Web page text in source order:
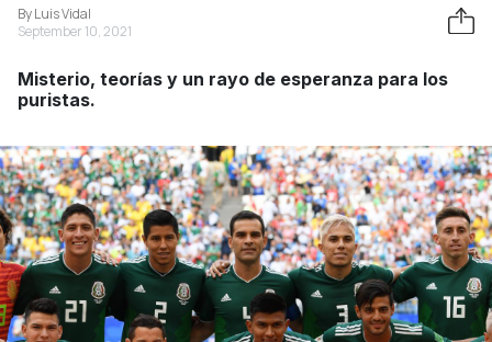
By Luis Vidal
September 10, 2021
Misterio, teorías y un rayo de esperanza para los
puristas.